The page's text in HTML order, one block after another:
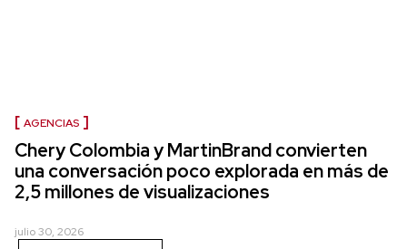
AGENCIAS
Chery Colombia y MartinBrand convierten
una conversación poco explorada en más de
2,5 millones de visualizaciones
julio 30, 2026